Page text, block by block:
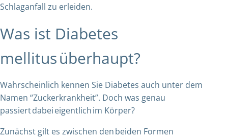
Schlaganfall zu erleiden.
Was ist Diabetes
mellitus überhaupt?
Wahrscheinlich kennen Sie Diabetes auch unter dem
Namen “Zuckerkrankheit”. Doch was genau
passiert dabei eigentlich im Körper?
Zunächst gilt es zwischen den beiden Formen